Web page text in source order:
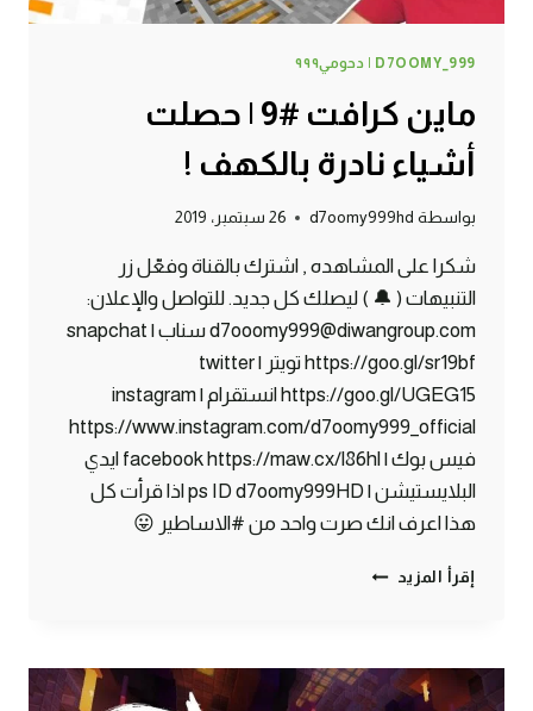
D7OOMY_999 | دحومي٩٩٩
ماين كرافت #9 | حصلت
أشياء نادرة بالكهف !
بواسطة d7oomy999hd 26 سبتمبر، 2019
شكرا على المشاهده , اشترك بالقناة وفعّل زر
التنبيهات ( 🔔 ) ليصلك كل جديد. للتواصل والإعلان:
d7ooomy999@diwangroup.com سناب | snapchat
https://goo.gl/sr19bf تويتر | twitter
https://goo.gl/UGEG15 انستقرام | instagram
https://www.instagram.com/d7oomy999_official
فيس بوك | facebook https://maw.cx/l86hl ايدي
البلايستيشن | ps ID d7oomy999HD اذا قرأت كل
هذا اعرف انك صرت واحد من #الاساطير 😛
إقرأ المزيد ماين
حصلت
أشياء